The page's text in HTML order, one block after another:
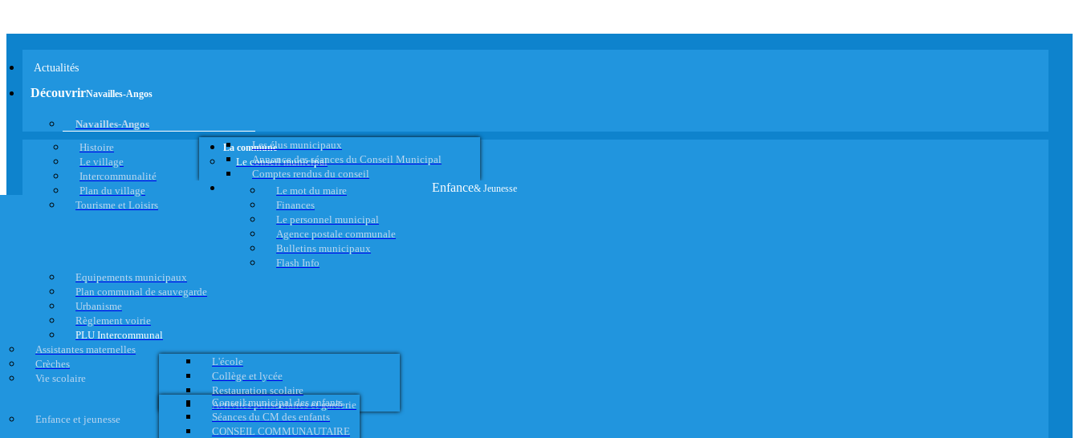
Actualités
DécouvrirNavailles-Angos
Navailles-Angos
Histoire
Le village
Intercommunalité
Plan du village
Tourisme et Loisirs
La commune
Le conseil municipal
Les élus municipaux
Annonce des séances du Conseil Municipal
Comptes rendus du conseil
Le mot du maire
Finances
Le personnel municipal
Agence postale communale
Bulletins municipaux
Flash Info
Equipements municipaux
Plan communal de sauvegarde
Urbanisme
Règlement voirie
PLU Intercommunal
Enfance& Jeunesse
Assistantes maternelles
Crèches
Vie scolaire
L'école
Collège et lycée
Restauration scolaire
Activités périscolaires et garderie
Enfance et jeunesse
Conseil municipal des enfants
Séances du CM des enfants
CONSEIL COMMUNAUTAIRE